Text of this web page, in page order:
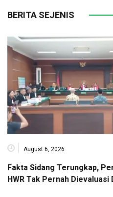
BERITA SEJENIS
August 6, 2026
Fakta Sidang Terungkap,
HWR Tak Pernah Dievaluasi